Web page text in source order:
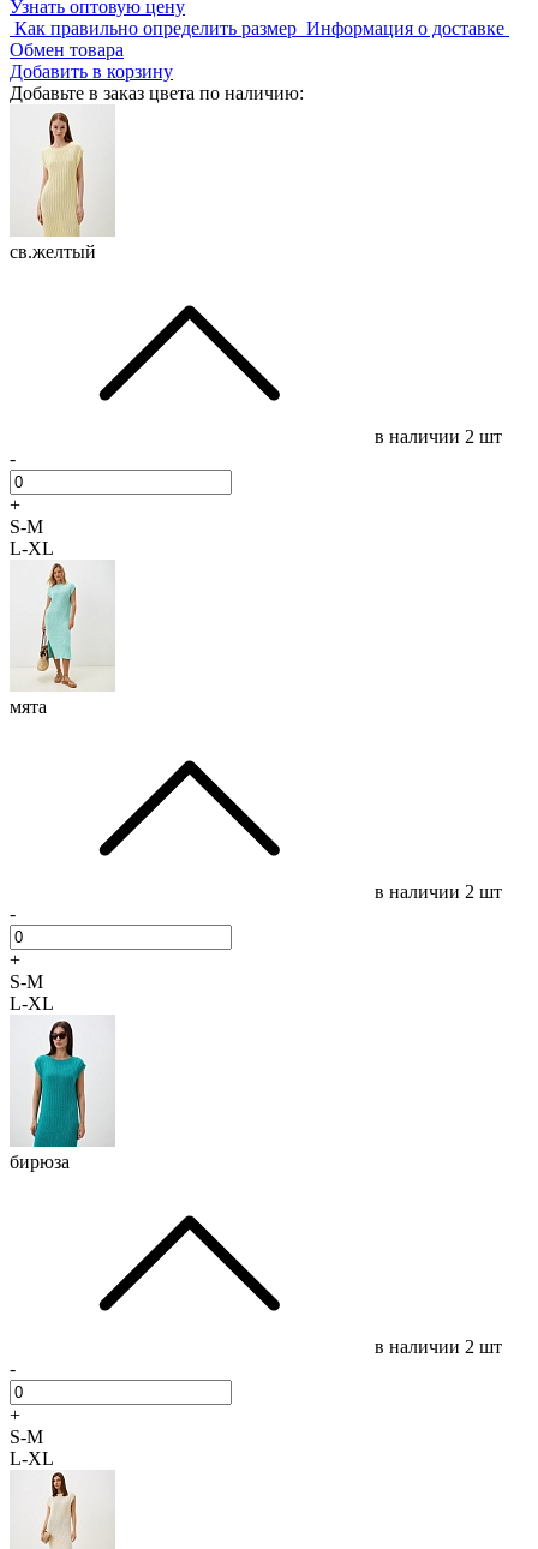
Узнать оптовую цену
Как правильно определить размер Информация о доставке
Обмен товара
Добавить в корзину
Добавьте в заказ цвета по наличию:
св.желтый
в наличии 2 шт
-
+
S-M
L-XL
мята
в наличии 2 шт
-
+
S-M
L-XL
бирюза
в наличии 2 шт
-
+
S-M
L-XL